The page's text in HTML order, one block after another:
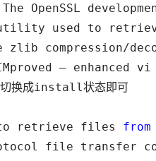
used to retrieve
– enhanced
换成install状态即可
files from
file transfer